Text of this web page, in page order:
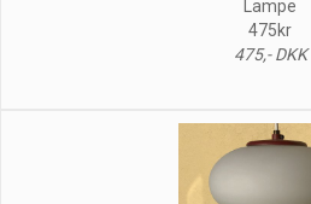
Lampe
475kr
475,- DKK